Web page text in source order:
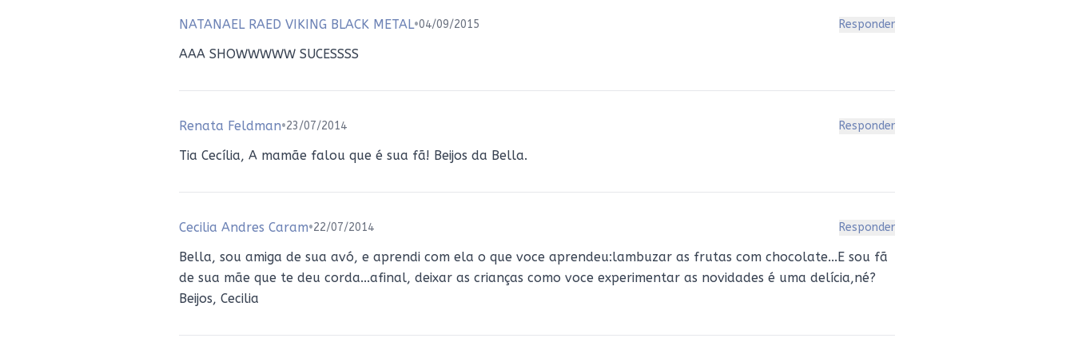
NATANAEL RAED VIKING BLACK METAL•04/09/2015 Responder
AAA SHOWWWWW SUCESSSS
Renata Feldman•23/07/2014 Responder
Tia Cecília, A mamãe falou que é sua fã! Beijos da Bella.
Cecilia Andres Caram•22/07/2014 Responder
Bella, sou amiga de sua avó, e aprendi com ela o que voce aprendeu:lambuzar as frutas com chocolate...E sou fã
de sua mãe que te deu corda...afinal, deixar as crianças como voce experimentar as novidades é uma delícia,né?
Beijos, Cecilia